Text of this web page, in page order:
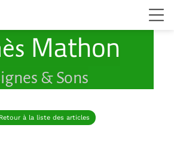
Mathon
& Sons
Retour à la liste des articles